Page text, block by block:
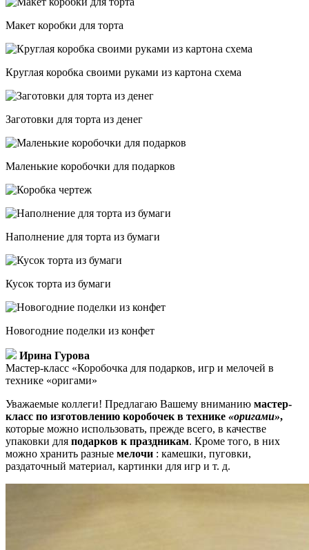
Макет коробки для торта
Круглая коробка своими руками из картона схема
Заготовки для торта из денег
Маленькие коробочки для подарков
Наполнение для торта из бумаги
Кусок торта из бумаги
Новогодние поделки из конфет
Ирина Гурова
Мастер-класс «Коробочка для подарков, игр и мелочей в
технике «оригами»
Уважаемые коллеги! Предлагаю Вашему вниманию мастер-
класс по изготовлению коробочек в технике «оригами»,
которые можно использовать, прежде всего, в качестве
упаковки для подарков к праздникам. Кроме того, в них
можно хранить разные мелочи : камешки, пуговки,
раздаточный материал, картинки для игр и т. д.